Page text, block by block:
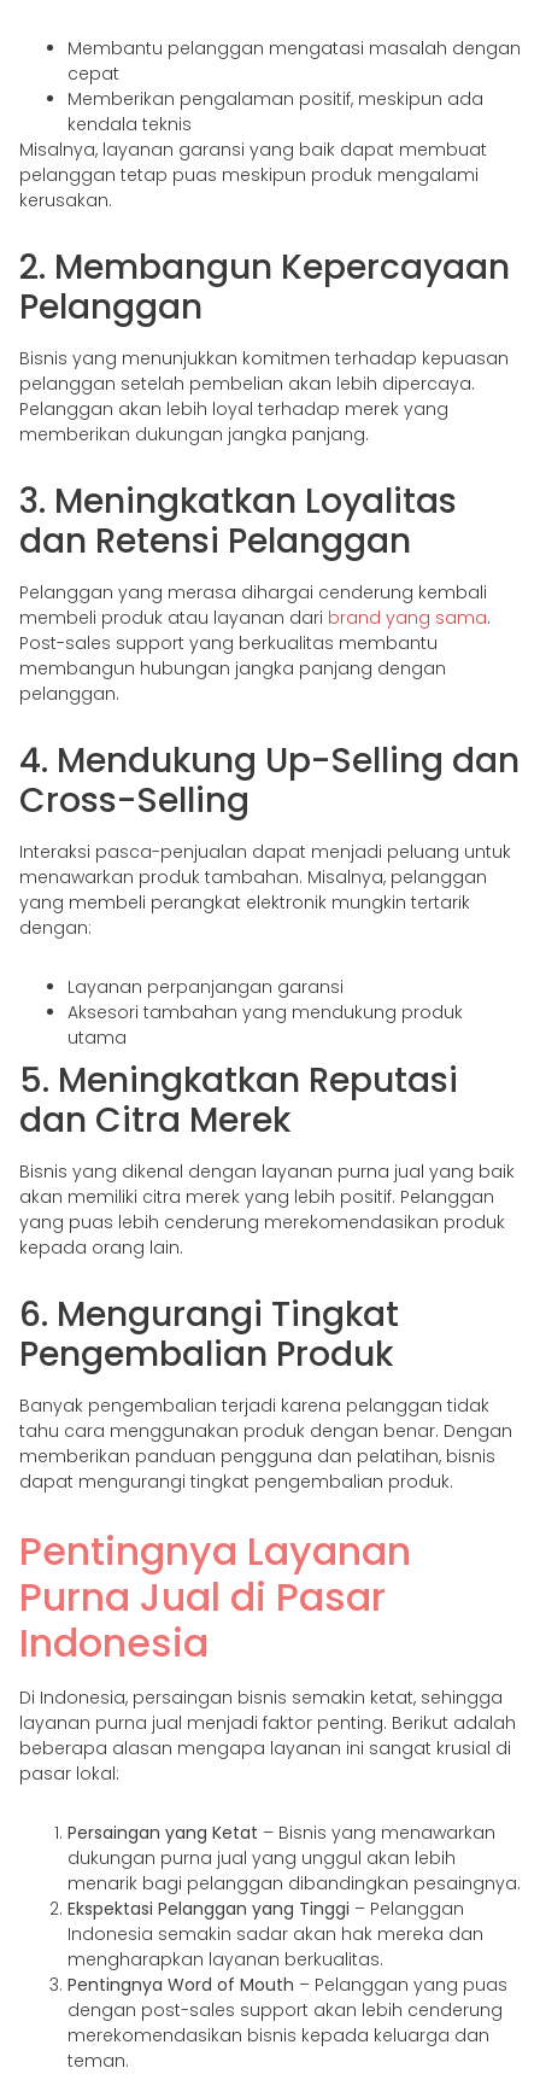
Membantu pelanggan mengatasi masalah dengan
cepat
Memberikan pengalaman positif, meskipun ada
kendala teknis
Misalnya, layanan garansi yang baik dapat membuat
pelanggan tetap puas meskipun produk mengalami
kerusakan.
2. Membangun Kepercayaan
Pelanggan
Bisnis yang menunjukkan komitmen terhadap kepuasan
pelanggan setelah pembelian akan lebih dipercaya.
Pelanggan akan lebih loyal terhadap merek yang
memberikan dukungan jangka panjang.
3. Meningkatkan Loyalitas
dan Retensi Pelanggan
Pelanggan yang merasa dihargai cenderung kembali
membeli produk atau layanan dari brand yang sama.
Post-sales support yang berkualitas membantu
membangun hubungan jangka panjang dengan
pelanggan.
4. Mendukung Up-Selling dan
Cross-Selling
Interaksi pasca-penjualan dapat menjadi peluang untuk
menawarkan produk tambahan. Misalnya, pelanggan
yang membeli perangkat elektronik mungkin tertarik
dengan:
Layanan perpanjangan garansi
Aksesori tambahan yang mendukung produk
utama
5. Meningkatkan Reputasi
dan Citra Merek
Bisnis yang dikenal dengan layanan purna jual yang baik
akan memiliki citra merek yang lebih positif. Pelanggan
yang puas lebih cenderung merekomendasikan produk
kepada orang lain.
6. Mengurangi Tingkat
Pengembalian Produk
Banyak pengembalian terjadi karena pelanggan tidak
tahu cara menggunakan produk dengan benar. Dengan
memberikan panduan pengguna dan pelatihan, bisnis
dapat mengurangi tingkat pengembalian produk.
Pentingnya Layanan
Purna Jual di Pasar
Indonesia
Di Indonesia, persaingan bisnis semakin ketat, sehingga
layanan purna jual menjadi faktor penting. Berikut adalah
beberapa alasan mengapa layanan ini sangat krusial di
pasar lokal:
Persaingan yang Ketat – Bisnis yang menawarkan
dukungan purna jual yang unggul akan lebih
menarik bagi pelanggan dibandingkan pesaingnya.
Ekspektasi Pelanggan yang Tinggi – Pelanggan
Indonesia semakin sadar akan hak mereka dan
mengharapkan layanan berkualitas.
Pentingnya Word of Mouth – Pelanggan yang puas
dengan post-sales support akan lebih cenderung
merekomendasikan bisnis kepada keluarga dan
teman.